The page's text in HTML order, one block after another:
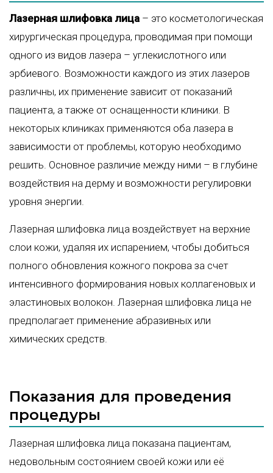
Лазерная шлифовка лица – это косметологическая
хирургическая процедура, проводимая при помощи
одного из видов лазера – углекислотного или
эрбиевого. Возможности каждого из этих лазеров
различны, их применение зависит от показаний
пациента, а также от оснащенности клиники. В
некоторых клиниках применяются оба лазера в
зависимости от проблемы, которую необходимо
решить. Основное различие между ними – в глубине
воздействия на дерму и возможности регулировки
уровня энергии.
Лазерная шлифовка лица воздействует на верхние
слои кожи, удаляя их испарением, чтобы добиться
полного обновления кожного покрова за счет
интенсивного формирования новых коллагеновых и
эластиновых волокон. Лазерная шлифовка лица не
предполагает применение абразивных или
химических средств.
Показания для проведения
процедуры
Лазерная шлифовка лица показана пациентам,
недовольным состоянием своей кожи или её